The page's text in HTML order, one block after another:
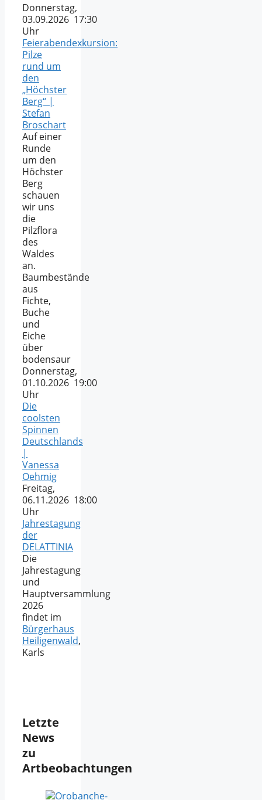
Donnerstag,
03.09.2026 17:30
Uhr
Feierabendexkursion:
Pilze
rund um
den
„Höchster
Berg“ |
Stefan
Broschart
Auf einer
Runde
um den
Höchster
Berg
schauen
wir uns
die
Pilzflora
des
Waldes
an.
Baumbestände
aus
Fichte,
Buche
und
Eiche
über
bodensaur
Donnerstag,
01.10.2026 19:00
Uhr
Die
coolsten
Spinnen
Deutschlands
|
Vanessa
Oehmig
Freitag,
06.11.2026 18:00
Uhr
Jahrestagung
der
DELATTINIA
Die
Jahrestagung
und
Hauptversammlung
2026
findet im
Bürgerhaus
Heiligenwald,
Karls
Letzte
News
zu
Artbeobachtungen